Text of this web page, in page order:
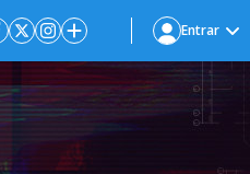
Entrar